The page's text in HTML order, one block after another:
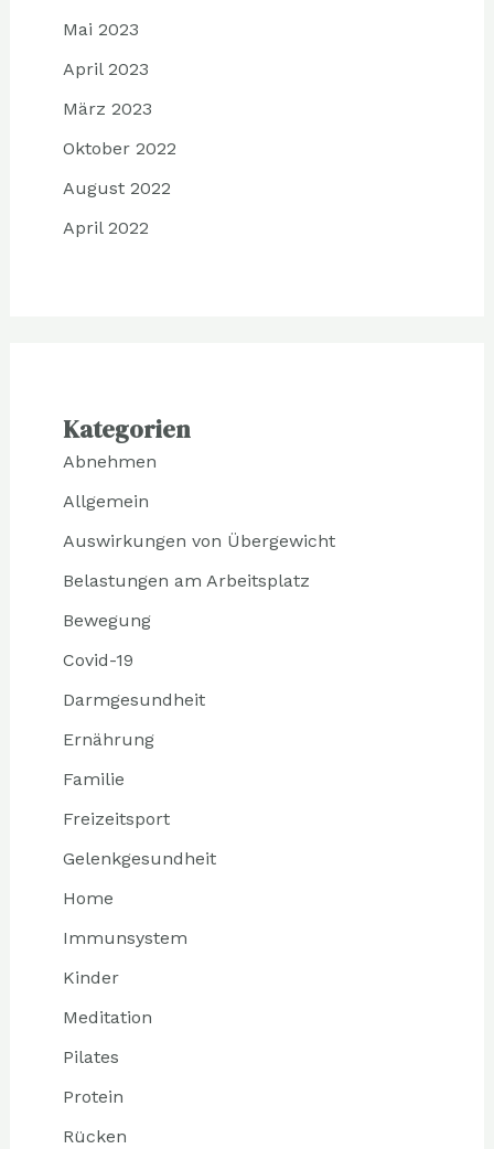
Mai 2023
April 2023
März 2023
Oktober 2022
August 2022
April 2022
Kategorien
Abnehmen
Allgemein
Auswirkungen von Übergewicht
Belastungen am Arbeitsplatz
Bewegung
Covid-19
Darmgesundheit
Ernährung
Familie
Freizeitsport
Gelenkgesundheit
Home
Immunsystem
Kinder
Meditation
Pilates
Protein
Rücken